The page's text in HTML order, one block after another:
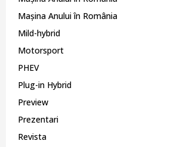
Mașina Anului în România
Mild-hybrid
Motorsport
PHEV
Plug-in Hybrid
Preview
Prezentari
Revista